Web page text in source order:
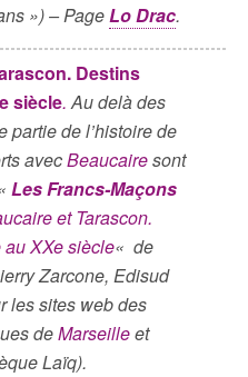
») – PageLo Drac.
Destins
siècle.Au delà des
partie de l’histoire de
avecBeaucairesont
Les Francs-Maçons
et Tarascon.
XXe siècle« de
Zarcone, Edisud
les sites web des
deMarseilleet
Laïq).